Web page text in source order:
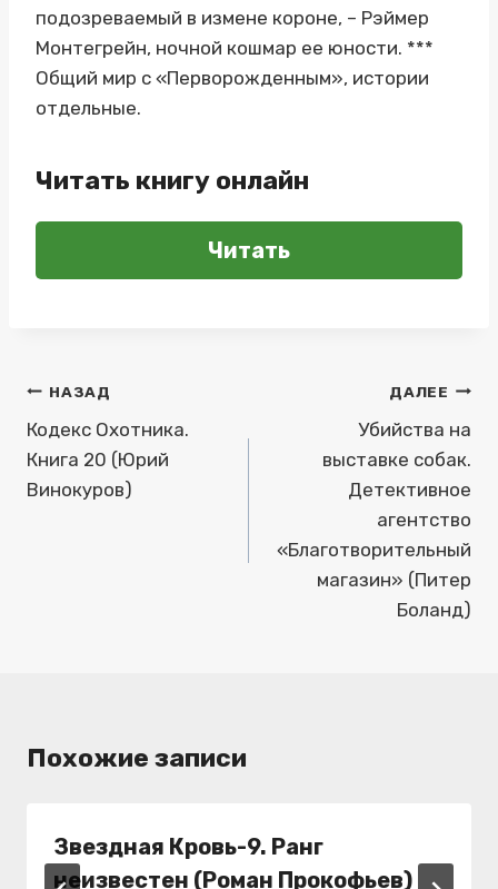
подозреваемый в измене короне, – Рэймер
Монтегрейн, ночной кошмар ее юности. ***
Общий мир с «Перворожденным», истории
отдельные.
Читать книгу онлайн
Читать
Навигация
по
записям
НАЗАД
Кодекс Охотника.
Книга 20 (Юрий
Винокуров)
ДАЛЕЕ
Убийства на
выставке собак.
Детективное
агентство
«Благотворительный
магазин» (Питер
Боланд)
Похожие записи
Звездная Кровь-9. Ранг
неизвестен (Роман Прокофьев)